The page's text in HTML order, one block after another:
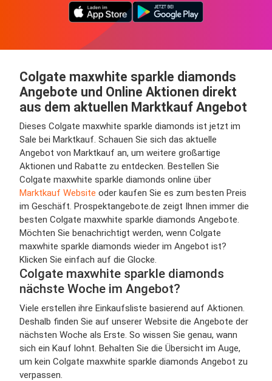
Colgate maxwhite sparkle diamonds
Angebote und Online Aktionen direkt
aus dem aktuellen Marktkauf Angebot
Dieses Colgate maxwhite sparkle diamonds ist jetzt im
Sale bei Marktkauf. Schauen Sie sich das aktuelle
Angebot von Marktkauf an, um weitere großartige
Aktionen und Rabatte zu entdecken. Bestellen Sie
Colgate maxwhite sparkle diamonds online über
Marktkauf Website oder kaufen Sie es zum besten Preis
im Geschäft. Prospektangebote.de zeigt Ihnen immer die
besten Colgate maxwhite sparkle diamonds Angebote.
Möchten Sie benachrichtigt werden, wenn Colgate
maxwhite sparkle diamonds wieder im Angebot ist?
Klicken Sie einfach auf die Glocke.
Colgate maxwhite sparkle diamonds
nächste Woche im Angebot?
Viele erstellen ihre Einkaufsliste basierend auf Aktionen.
Deshalb finden Sie auf unserer Website die Angebote der
nächsten Woche als Erste. So wissen Sie genau, wann
sich ein Kauf lohnt. Behalten Sie die Übersicht im Auge,
um kein Colgate maxwhite sparkle diamonds Angebot zu
verpassen.